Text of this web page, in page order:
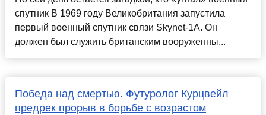
спутник В 1969 году Великобритания запустила
первый военный спутник связи Skynet-1A. Он
должен был служить британским вооруженны...
Победа над смертью. Футуролог Курцвейл
предрек прорыв в борьбе с возрастом